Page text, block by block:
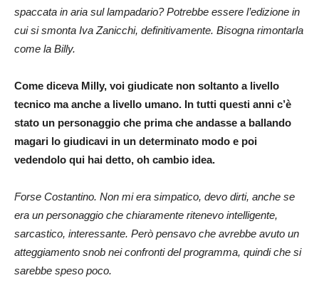
spaccata in aria sul lampadario? Potrebbe essere l’edizione in
cui si smonta Iva Zanicchi, definitivamente. Bisogna rimontarla
come la Billy.
Come diceva Milly, voi giudicate non soltanto a livello
tecnico ma anche a livello umano. In tutti questi anni c’è
stato un personaggio che prima che andasse a ballando
magari lo giudicavi in un determinato modo e poi
vedendolo qui hai detto, oh cambio idea.
Forse Costantino. Non mi era simpatico, devo dirti, anche se
era un personaggio che chiaramente ritenevo intelligente,
sarcastico, interessante. Però pensavo che avrebbe avuto un
atteggiamento snob nei confronti del programma, quindi che si
sarebbe speso poco.